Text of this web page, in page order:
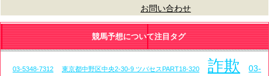
お問い合わせ
競馬予想について注目タグ
03-5348-7312 東京都中野区中央2-30-9 ツバセスPART18-320 詐欺 03-